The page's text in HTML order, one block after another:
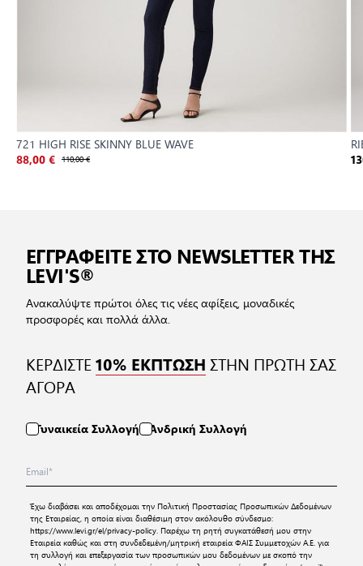
721 HIGH RISE SKINNY BLUE WAVE
88,00 € 110,00 €
ΕΓΓΡΑΦΕΙΤΕ ΣΤΟ NEWSLETTER ΤΗΣ
LEVI'S®
Ανακαλύψτε πρώτοι όλες τις νέες αφίξεις, μοναδικές
προσφορές και πολλά άλλα.
ΚΕΡΔΙΣΤΕ10% ΕΚΠΤΩΣΗ ΣΤΗΝ ΠΡΩΤΗ ΣΑΣ
ΑΓΟΡΑ
Γυναικεία Συλλογή Ανδρική Συλλογή
Έχω διαβάσει και αποδέχομαι την Πολιτική Προστασίας Προσωπικών Δεδομένων
της Εταιρείας, η οποία είναι διαθέσιμη στον ακόλουθο σύνδεσμο:
https://www.levi.gr/el/privacy-policy. Παρέχω τη ρητή συγκατάθεσή μου στην
Εταιρεία καθώς και στη συνδεδεμένη/μητρική εταιρεία ΦΑΙΣ Συμμετοχών Α.Ε. για
τη συλλογή και επεξεργασία των προσωπικών μου δεδομένων με σκοπό την